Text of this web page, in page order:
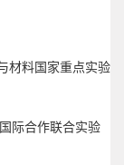
材料国家重点实验
际合作联合实验